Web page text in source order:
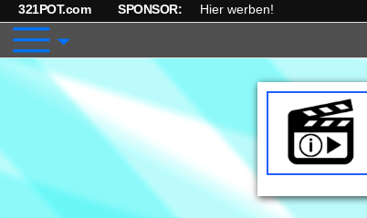
321POT.com SPONSOR: Hier werben!